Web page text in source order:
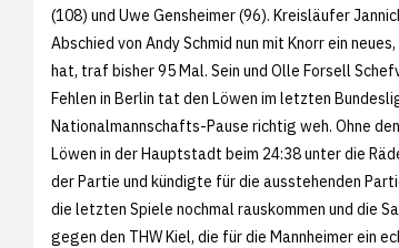
(108) und Uwe Gensheimer (96). Kreisläufer
Abschied von Andy Schmid nun mit Knorr ein
hat, traf bisher 95 Mal. Sein und Olle Forsell
Fehlen in Berlin tat den Löwen im letzten
Nationalmannschafts-Pause richtig weh. Ohne
Löwen in der Hauptstadt beim 24:38 unter die
der Partie und kündigte für die ausstehenden
die letzten Spiele nochmal rauskommen und die
gegen den THW Kiel, die für die Mannheimer ein